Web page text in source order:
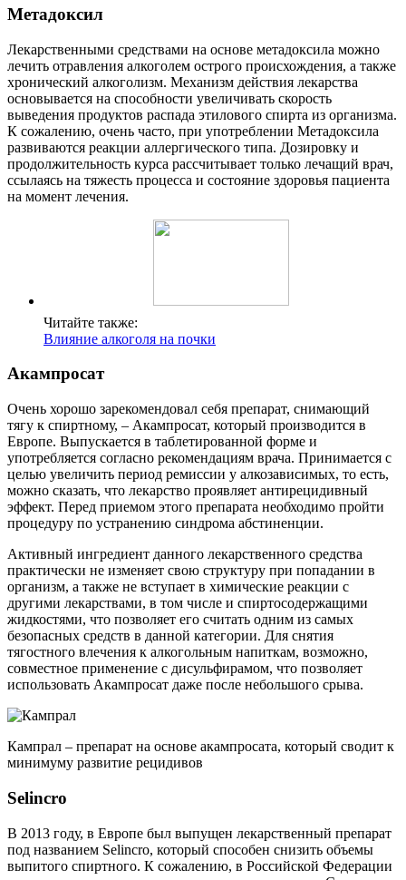
Метадоксил
Лекарственными средствами на основе метадоксила можно
лечить отравления алкоголем острого происхождения, а также
хронический алкоголизм. Механизм действия лекарства
основывается на способности увеличивать скорость
выведения продуктов распада этилового спирта из организма.
К сожалению, очень часто, при употреблении Метадоксила
развиваются реакции аллергического типа. Дозировку и
продолжительность курса рассчитывает только лечащий врач,
ссылаясь на тяжесть процесса и состояние здоровья пациента
на момент лечения.
Читайте также:
Влияние алкоголя на почки
Акампросат
Очень хорошо зарекомендовал себя препарат, снимающий
тягу к спиртному, – Акампросат, который производится в
Европе. Выпускается в таблетированной форме и
употребляется согласно рекомендациям врача. Принимается с
целью увеличить период ремиссии у алкозависимых, то есть,
можно сказать, что лекарство проявляет антирецидивный
эффект. Перед приемом этого препарата необходимо пройти
процедуру по устранению синдрома абстиненции.
Активный ингредиент данного лекарственного средства
практически не изменяет свою структуру при попадании в
организм, а также не вступает в химические реакции с
другими лекарствами, в том числе и спиртосодержащими
жидкостями, что позволяет его считать одним из самых
безопасных средств в данной категории. Для снятия
тягостного влечения к алкогольным напиткам, возможно,
совместное применение с дисульфирамом, что позволяет
использовать Акампросат даже после небольшого срыва.
Кампрал – препарат на основе акампросата, который сводит к
минимуму развитие рецидивов
Selincro
В 2013 году, в Европе был выпущен лекарственный препарат
под названием Selincro, который способен снизить объемы
выпитого спиртного. К сожалению, в Российской Федерации